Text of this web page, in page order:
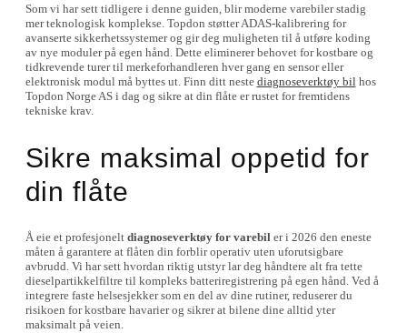
Som vi har sett tidligere i denne guiden, blir moderne varebiler stadig
mer teknologisk komplekse. Topdon støtter ADAS-kalibrering for
avanserte sikkerhetssystemer og gir deg muligheten til å utføre koding
av nye moduler på egen hånd. Dette eliminerer behovet for kostbare og
tidkrevende turer til merkeforhandleren hver gang en sensor eller
elektronisk modul må byttes ut. Finn ditt neste diagnoseverktøy bil hos
Topdon Norge AS i dag og sikre at din flåte er rustet for fremtidens
tekniske krav.
Sikre maksimal oppetid for
din flåte
Å eie et profesjonelt diagnoseverktøy for varebiler i 2026 den eneste
måten å garantere at flåten din forblir operativ uten uforutsigbare
avbrudd. Vi har sett hvordan riktig utstyr lar deg håndtere alt fra tette
dieselpartikkelfiltre til kompleks batteriregistrering på egen hånd. Ved å
integrere faste helsesjekker som en del av dine rutiner, reduserer du
risikoen for kostbare havarier og sikrer at bilene dine alltid yter
maksimalt på veien.